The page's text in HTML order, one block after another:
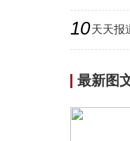
10天天报
最新图